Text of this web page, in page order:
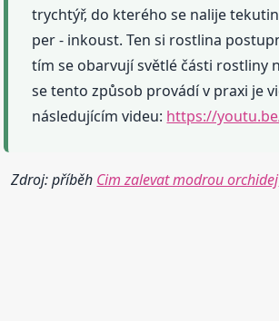
trychtýř, do kterého se nalije
per - inkoust. Ten si rostlina
tím se obarvují světlé části rostliny
se tento způsob provádí v praxi je
následujícím videu: https://
Zdroj: příběh Cim zalevat modrou orchidej